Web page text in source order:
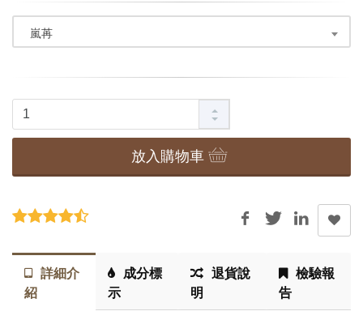
嵐苒
放入購物車
詳細介
紹
成分標
示
退貨說
明
檢驗報
告